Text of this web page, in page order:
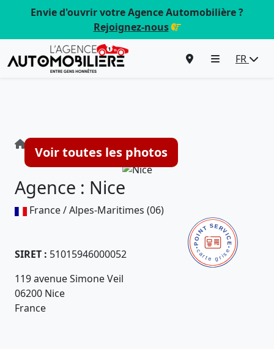
Envie d'ouvrir votre Agence Automobilière ?
Rejoignez-nous
FR
Voir toutes les photos
Agence : Nice
France / Alpes-Maritimes (06)
SIRET : 51015946000052
119 avenue Simone Veil
06200 Nice
France